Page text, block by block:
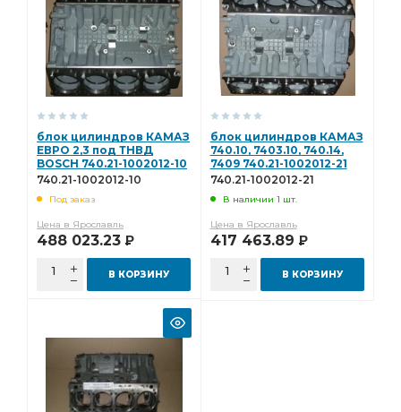
блок цилиндров КАМАЗ
ЕВРО 2,3 под ТНВД
BOSСH 740.21-1002012-10
740.21-1002012-10
Под заказ
Цена в Ярославль
488 023.23 Р
В КОРЗИНУ
блок цилиндров КАМАЗ
740.10, 7403.10, 740.14,
7409 740.21-1002012-21
740.21-1002012-21
В наличии 1 шт.
Цена в Ярославль
417 463.89 Р
В КОРЗИНУ